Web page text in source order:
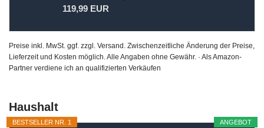
119,99 EUR
Preise inkl. MwSt. ggf. zzgl. Versand. Zwischenzeitliche Änderung der Preise,
Lieferzeit und Kosten möglich. Alle Angaben ohne Gewähr. · Als Amazon-
Partner verdiene ich an qualifizierten Verkäufen
Haushalt
ANGEBOT
BESTSELLER NR. 1